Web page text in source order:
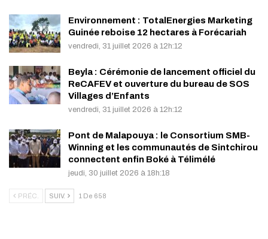
Environnement : TotalEnergies Marketing
Guinée reboise 12 hectares à Forécariah
vendredi, 31 juillet 2026 à 12h:12
Beyla : Cérémonie de lancement officiel du
ReCAFEV et ouverture du bureau de SOS
Villages d’Enfants
vendredi, 31 juillet 2026 à 12h:12
Pont de Malapouya : le Consortium SMB-
Winning et les communautés de Sintchirou
connectent enfin Boké à Télimélé
jeudi, 30 juillet 2026 à 18h:18
PRÉC. SUIV. 1 De 658